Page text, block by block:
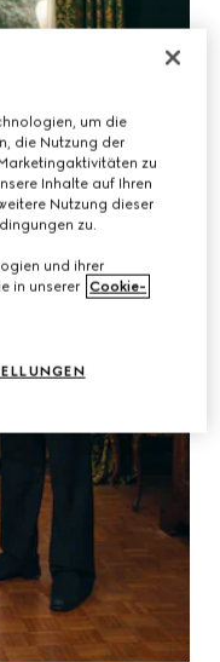
um die
die Nutzung der
zu
Inhalte auf Ihren
Nutzung dieser
zu.
und ihrer
in unserer Cookie-